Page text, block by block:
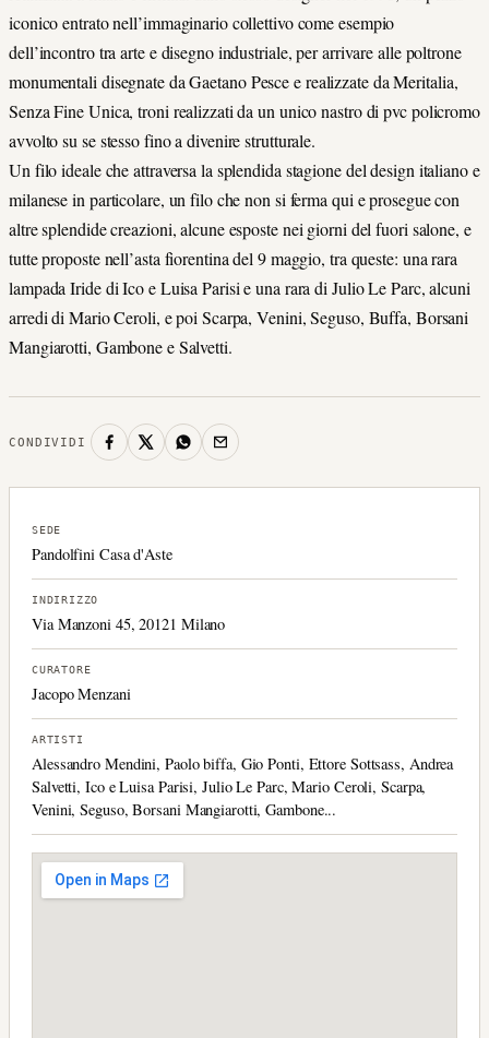
iconico entrato nell’immaginario collettivo come esempio
dell’incontro tra arte e disegno industriale, per arrivare alle poltrone
monumentali disegnate da Gaetano Pesce e realizzate da Meritalia,
Senza Fine Unica, troni realizzati da un unico nastro di pvc policromo
avvolto su se stesso fino a divenire strutturale.
Un filo ideale che attraversa la splendida stagione del design italiano e
milanese in particolare, un filo che non si ferma qui e prosegue con
altre splendide creazioni, alcune esposte nei giorni del fuori salone, e
tutte proposte nell’asta fiorentina del 9 maggio, tra queste: una rara
lampada Iride di Ico e Luisa Parisi e una rara di Julio Le Parc, alcuni
arredi di Mario Ceroli, e poi Scarpa, Venini, Seguso, Buffa, Borsani
Mangiarotti, Gambone e Salvetti.
CONDIVIDI
SEDE
Pandolfini Casa d'Aste
INDIRIZZO
Via Manzoni 45, 20121 Milano
CURATORE
Jacopo Menzani
ARTISTI
Alessandro Mendini, Paolo biffa, Gio Ponti, Ettore Sottsass, Andrea
Salvetti, Ico e Luisa Parisi, Julio Le Parc, Mario Ceroli, Scarpa,
Venini, Seguso, Borsani Mangiarotti, Gambone...